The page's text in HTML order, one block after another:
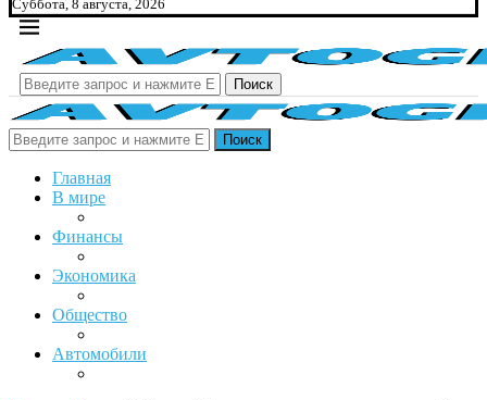
Суббота, 8 августа, 2026
Поиск
Поиск
Главная
В мире
Финансы
Экономика
Общество
Автомобили